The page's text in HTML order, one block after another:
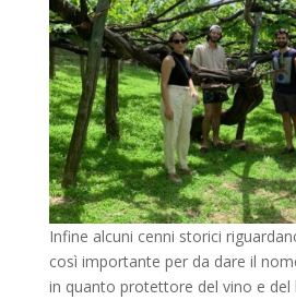
Infine alcuni cenni storici
così importante per da dare il
in quanto protettore del vino e del